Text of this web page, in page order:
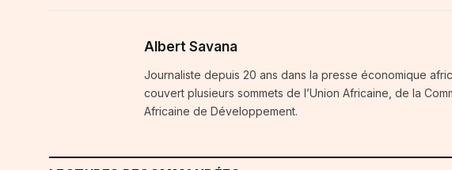
Albert Savana
Journaliste depuis 20 ans dans la presse économique
couvert plusieurs sommets de l’Union Africaine, de la
Africaine de Développement.